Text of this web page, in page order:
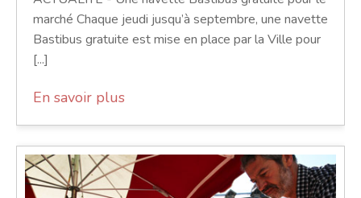
marché Chaque jeudi jusqu’à septembre, une navette
Bastibus gratuite est mise en place par la Ville pour
[...]
En savoir plus